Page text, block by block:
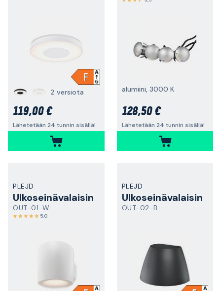
2 versiota
119,00 €
Lähetetään 24 tunnin sisällä!
alumiini, 3000 K
128,50 €
Lähetetään 24 tunnin sisällä!
PLEJD
Ulkoseinävalaisin
OUT-01-W
5,0
PLEJD
Ulkoseinävalaisin
OUT-02-B